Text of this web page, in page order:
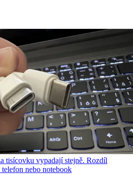
tisícovku vypadají stejně. Rozdíl
nebo notebook